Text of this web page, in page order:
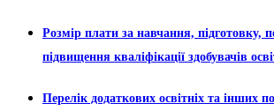
Розмір плати за навчання, підготовку,
підвищення кваліфікації здобувачів
Перелік додаткових освітніх та інших